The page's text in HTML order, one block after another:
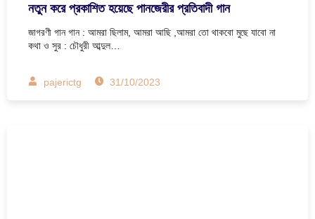
নতুন করে প্রকাশিত হয়েছে পানজেরীর প্রতিবাদী গান
জাগরণী গান গান : আমরা ছিলাম, আমরা আছি ,আমরা তো থাকবো মুছে যাবো না
কথা ও সুর : চৌধুরী আব্দুল…
pajerictg 31/10/2023